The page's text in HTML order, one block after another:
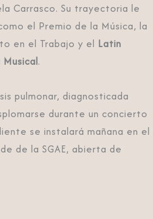
Carrasco. Su trayectoria le
el Premio de la Música, la
en el Trabajo y el Latin
Musical.
pulmonar, diagnosticada
durante un concierto
se instalará mañana en el
de la SGAE, abierta de